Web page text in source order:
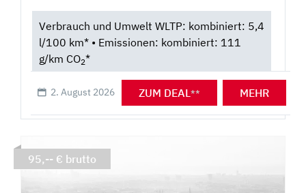
Verbrauch und Umwelt WLTP: kombiniert: 5,4
l/100 km* • Emissionen: kombiniert: 111
g/km CO2*
2. August 2026 ZUM DEAL ** MEHR
95,-- € brutto